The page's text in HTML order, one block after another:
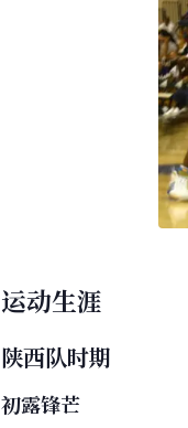
运动生涯
陕西队时期
初露锋芒